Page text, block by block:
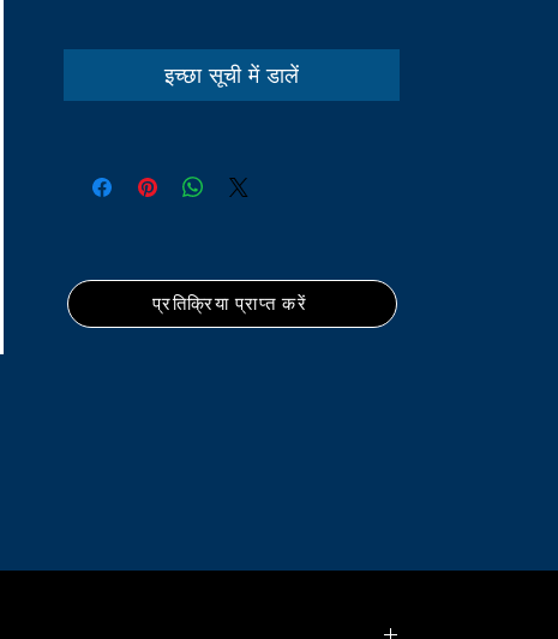
इच्छा सूची में डालें
प्रतिक्रिया प्राप्त करें